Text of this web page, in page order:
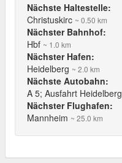
Nächste Haltestelle:
Christuskirc ~ 0.50 km
Nächster Bahnhof:
Hbf ~ 1.0 km
Nächster Hafen:
Heidelberg ~ 2.0 km
Nächste Autobahn:
A 5; Ausfahrt Heidelberg
Nächster Flughafen:
Mannheim ~ 25.0 km